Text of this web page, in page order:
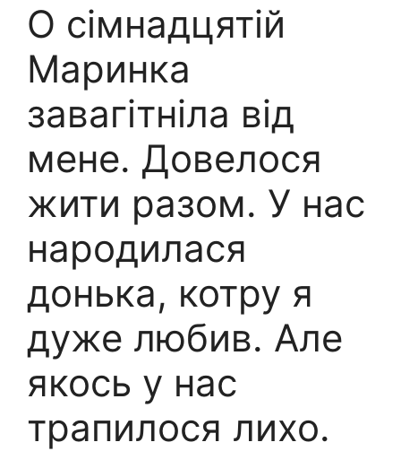
О сімнадцятій
Маринка
завагітніла від
мене. Довелося
жити разом. У нас
народилася
донька, котру я
дуже любив. Але
якось у нас
трапилося лихо.